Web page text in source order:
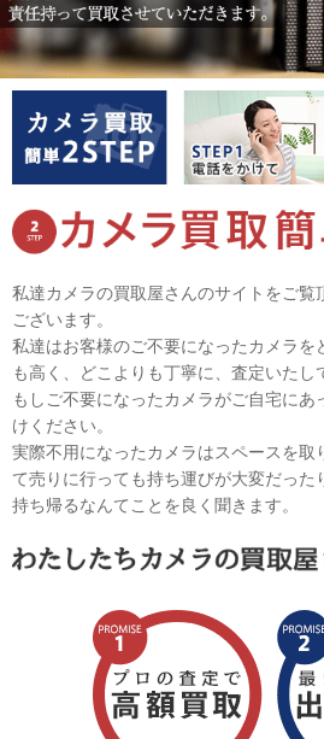
私達カメラの買取屋さんのサイトをご覧
ございます。
私達はお客様のご不要になったカメラを
も高く、どこよりも丁寧に、査定いたし
もしご不要になったカメラがご自宅に
けください。
実際不用になったカメラはスペースを取
て売りに行っても持ち運びが大変だった
持ち帰るなんてことを良く聞きます。